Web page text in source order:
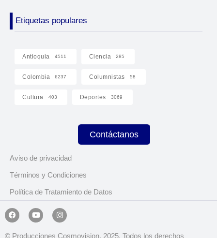
Etiquetas populares
Antioquia 4511 Ciencia 285
Colombia 6237 Columnistas 58
Cultura 403 Deportes 3069
Contáctanos
Aviso de privacidad
Términos y Condiciones
Política de Tratamiento de Datos
© Producciones Cosmovision, 2025. Todos los derechos